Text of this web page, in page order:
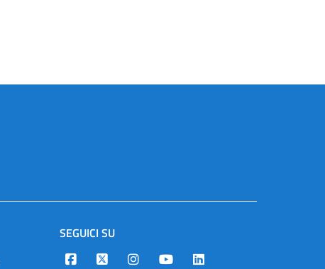
SEGUICI SU
Designers Italia
TwitterInstagramYoutubeLinkedin